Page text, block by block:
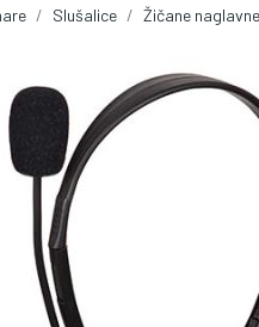
Slušalice Žičane